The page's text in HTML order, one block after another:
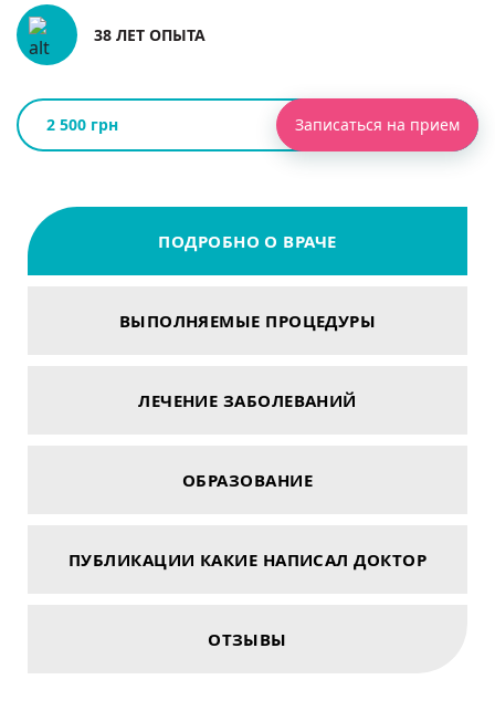
38 ЛЕТ ОПЫТА
2 500 грн Записаться на прием
ПОДРОБНО О ВРАЧЕ
ВЫПОЛНЯЕМЫЕ ПРОЦЕДУРЫ
ЛЕЧЕНИЕ ЗАБОЛЕВАНИЙ
ОБРАЗОВАНИЕ
ПУБЛИКАЦИИ КАКИЕ НАПИСАЛ ДОКТОР
ОТЗЫВЫ